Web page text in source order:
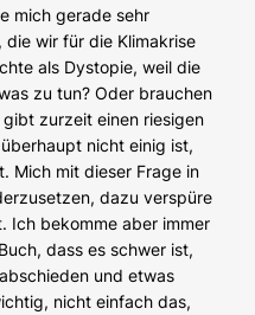
mich gerade sehr
wir für die Klimakrise
als Dystopie, weil die
zu tun? Oder brauchen
zurzeit einen riesigen
nicht einig ist,
Mich mit dieser Frage in
dazu verspüre
Ich bekomme aber immer
dass es schwer ist,
und etwas
nicht einfach das,